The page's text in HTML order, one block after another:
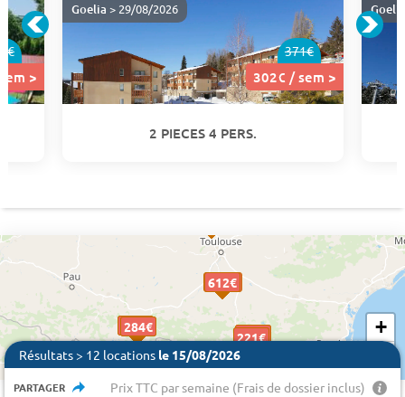
>
371€
302€ / sem >
Goelia > 29/08/2026
2 PIECES 4 PERS.
Goelia
612 €
221€
284€
612€
119€
255€
143€
94€
302€
221€
284€
612€
119€
255€
143€
94€
302€
+
Résultats > 12 locations le 15/08/2026
PARTAGER Prix TTC par semaine (Frais de dossier inclus)